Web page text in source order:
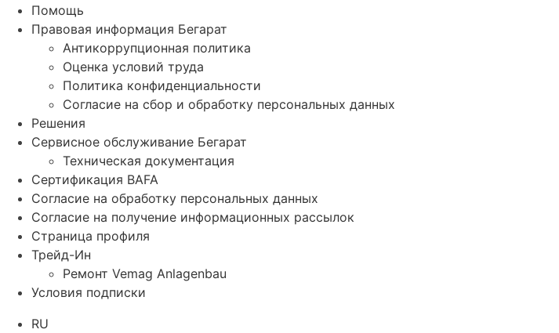
Помощь
Правовая информация Бегарат
Антикоррупционная политика
Оценка условий труда
Политика конфиденциальности
Согласие на сбор и обработку персональных данных
Решения
Сервисное обслуживание Бегарат
Техническая документация
Сертификация BAFA
Согласие на обработку персональных данных
Согласие на получение информационных рассылок
Страница профиля
Трейд-Ин
Ремонт Vemag Anlagenbau
Условия подписки
RU